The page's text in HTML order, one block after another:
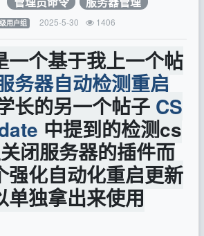
用户组 2025-5-30 1406
一个基于我上一个帖
务器自动检测重启
长的另一个帖子CS
中提到的检测cs
闭服务器的插件而
强化自动化重启更新
单独拿出来使用